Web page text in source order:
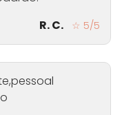
R. C.
☆ 5/5